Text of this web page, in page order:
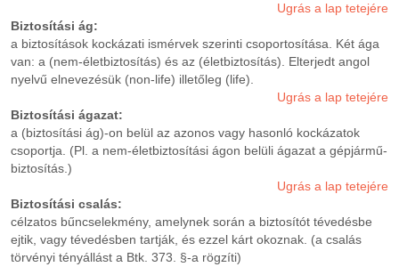
Ugrás a lap tetejére
Biztosítási ág:
a biztosítások kockázati ismérvek szerinti csoportosítása. Két ága
van: a (nem-életbiztosítás) és az (életbiztosítás). Elterjedt angol
nyelvű elnevezésük (non-life) illetőleg (life).
Ugrás a lap tetejére
Biztosítási ágazat:
a (biztosítási ág)-on belül az azonos vagy hasonló kockázatok
csoportja. (Pl. a nem-életbiztosítási ágon belüli ágazat a gépjármű-
biztosítás.)
Ugrás a lap tetejére
Biztosítási csalás:
célzatos bűncselekmény, amelynek során a biztosítót tévedésbe
ejtik, vagy tévedésben tartják, és ezzel kárt okoznak. (a csalás
törvényi tényállást a Btk. 373. §-a rögzíti)